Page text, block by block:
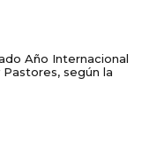
Año Internacional
según la